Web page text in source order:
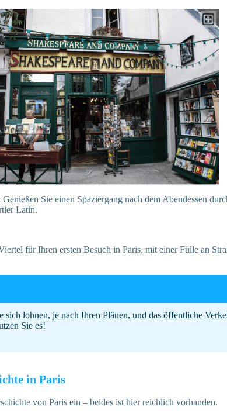
Genießen Sie einen Spaziergang nach dem Abendessen
Latin.
für Ihren ersten Besuch in Paris, mit einer Fülle an
sich lohnen, je nach Ihren Plänen, und das öffentliche
Sie es!
in Paris
von Paris ein – beides ist hier reichlich vorhanden.